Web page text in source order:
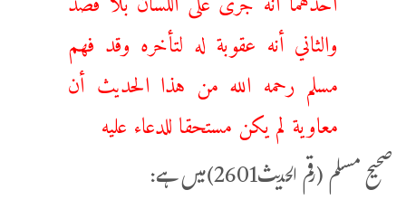
والثاني أنه عقوبة له لتأخره وقد فهم
مسلم رحمه الله من هذا الحديث أن
معاوية لم يكن مستحقا للدعاء عليه
صحيح مسلم (رقم الحدیث2601)میں ہے: